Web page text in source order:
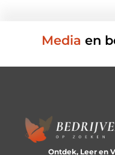
Media en
Ontdek, Leer en